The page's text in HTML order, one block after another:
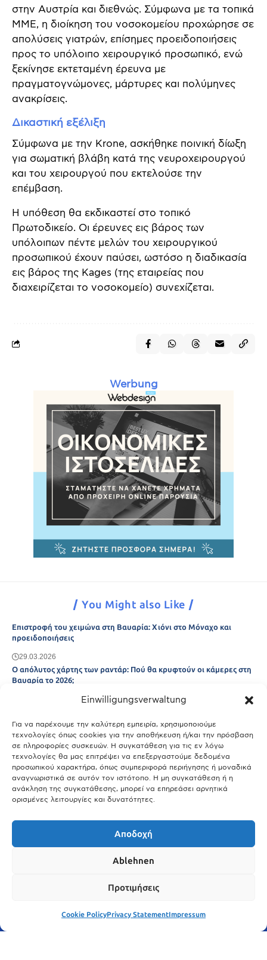
Einwilligungsverwaltung
Για να παρέχουμε την καλύτερη εμπειρία, χρησιμοποιούμε
τεχνολογίες όπως cookies για την αποθήκευση ή/και την πρόσβαση
σε πληροφορίες συσκευών. Η συγκατάθεση για τις εν λόγω
τεχνολογίες θα μας επιτρέψει να επεξεργαστούμε δεδομένα
προσωπικού χαρακτήρα, όπως συμπεριφορά περιήγησης ή μοναδικά
αναγνωριστικά σε αυτόν τον ιστότοπο. Η μη συγκατάθεση ή η
ανάκληση της συγκατάθεσης, μπορεί να επηρεάσει αρνητικά
ορισμένες λειτουργίες και δυνατότητες.
Αποδοχή
Ablehnen
Προτιμήσεις
Cookie PolicyPrivacy StatementImpressum
στην Αυστρία και διεθνώς. Σύμφωνα με τα τοπικά
ΜΜΕ, η διοίκηση του νοσοκομείου προχώρησε σε
απολύσεις γιατρών, επίσημες προειδοποιήσεις
προς το υπόλοιπο χειρουργικό προσωπικό, ενώ
ξεκίνησε εκτεταμένη έρευνα με
πραγματογνώμονες, μάρτυρες και πολύμηνες
ανακρίσεις.
Δικαστική εξέλιξη
Σύμφωνα με την Krone, ασκήθηκε ποινική δίωξη
για σωματική βλάβη κατά της νευροχειρουργού
και του χειρουργού που εκτελούσε την
επέμβαση.
Η υπόθεση θα εκδικαστεί στο τοπικό
Πρωτοδικείο. Οι έρευνες εις βάρος των
υπόλοιπων πέντε μελών του χειρουργικού
προσωπικού έχουν παύσει, ωστόσο η διαδικασία
εις βάρος της Kages (της εταιρείας που
διαχειρίζεται το νοσοκομείο) συνεχίζεται.
Werbung
You Might also Like
Επιστροφή του χειμώνα στη Βαυαρία: Χιόνι στο Μόναχο και
προειδοποιήσεις
29.03.2026
Ο απόλυτος χάρτης των ραντάρ: Πού θα κρυφτούν οι κάμερες στη
Βαυαρία το 2026;
Μόναχο;
25.03.2026
Θύελλα χτυπά το Μόναχο: Κίνδυνος από τους ισχυρούς ανέμους
και τις καταιγίδες
25.03.2026